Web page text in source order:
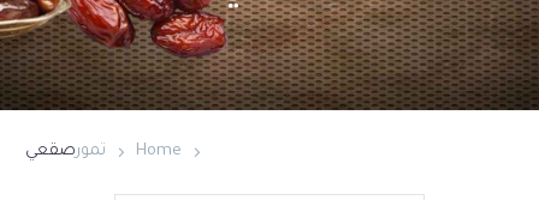
Home تمورصقعي